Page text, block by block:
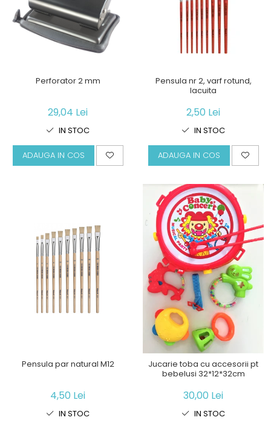
Perforator 2 mm
29,04 Lei
IN STOC
ADAUGA IN COS
Pensula nr 2, varf rotund,
lacuita
2,50 Lei
IN STOC
ADAUGA IN COS
Pensula par natural M12
4,50 Lei
IN STOC
Jucarie toba cu accesorii pt
bebelusi 32*12*32cm
30,00 Lei
IN STOC